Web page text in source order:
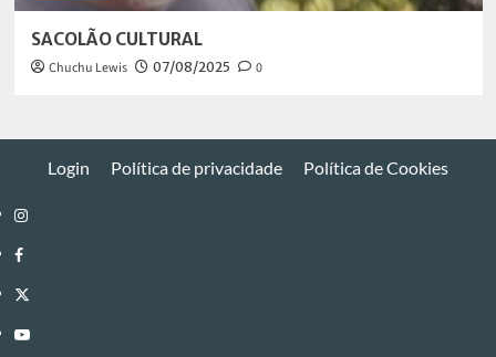
SACOLÃO CULTURAL
Chuchu Lewis 07/08/2025 0
Login Política de privacidade Política de Cookies
Instagram
Facebook
Twitter
Youtube